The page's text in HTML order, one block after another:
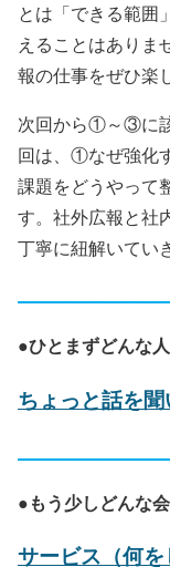
とは「できる範囲
えることはありま
報の仕事をぜひ楽
次回から①～③に
回は、①なぜ強化
課題をどうやって
す。社外広報と社
丁寧に紐解いてい
●ひとまずどんな
ちょっと話を
●もう少しどんな
サービス（何を